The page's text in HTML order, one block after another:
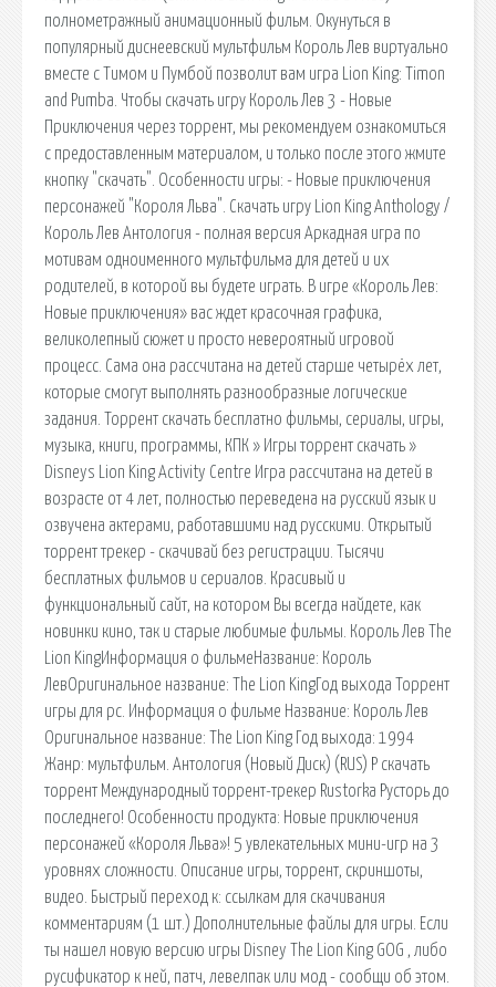
полнометражный анимационный фильм. Окунуться в
популярный диснеевский мультфильм Король Лев виртуально
вместе с Тимом и Пумбой позволит вам игра Lion King: Timon
and Pumba. Чтобы скачать игру Король Лев 3 - Новые
Приключения через торрент, мы рекомендуем ознакомиться
с предоставленным материалом, и только после этого жмите
кнопку "скачать". Особенности игры: - Новые приключения
персонажей "Короля Льва". Скачать игру Lion King Anthology /
Король Лев Антология - полная версия Аркадная игра по
мотивам одноименного мультфильма для детей и их
родителей, в которой вы будете играть. В игре «Король Лев:
Новые приключения» вас ждет красочная графика,
великолепный сюжет и просто невероятный игровой
процесс. Сама она рассчитана на детей старше четырёх лет,
которые смогут выполнять разнообразные логические
задания. Торрент скачать бесплатно фильмы, сериалы, игры,
музыка, книги, программы, КПК » Игры торрент скачать »
Disneys Lion King Activity Centre Игра рассчитана на детей в
возрасте от 4 лет, полностью переведена на русский язык и
озвучена актерами, работавшими над русскими. Открытый
торрент трекер - скачивай без регистрации. Тысячи
бесплатных фильмов и сериалов. Красивый и
функциональный сайт, на котором Вы всегда найдете, как
новинки кино, так и старые любимые фильмы. Король Лев The
Lion KingИнформация о фильмеНазвание: Король
ЛевОригинальное название: The Lion KingГод выхода Торрент
игры для pc. Информация о фильме Название: Король Лев
Оригинальное название: The Lion King Год выхода: 1994
Жанр: мультфильм. Антология (Новый Диск) (RUS) P скачать
торрент Международный торрент-трекер Rustorka Русторь до
последнего! Особенности продукта: Новые приключения
персонажей «Короля Льва»! 5 увлекательных мини-игр на 3
уровнях сложности. Описание игры, торрент, скриншоты,
видео. Быстрый переход к: ссылкам для скачивания
комментариям (1 шт.) Дополнительные файлы для игры. Если
ты нашел новую версию игры Disney The Lion King GOG , либо
русификатор к ней, патч, левелпак или мод - сообщи об этом.